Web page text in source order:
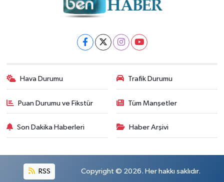
Hava Durumu Trafik Durumu
Puan Durumu ve Fikstür Tüm Manşetler
Son Dakika Haberleri Haber Arşivi
RSS Copyright © 2026. Her hakkı saklıdır.